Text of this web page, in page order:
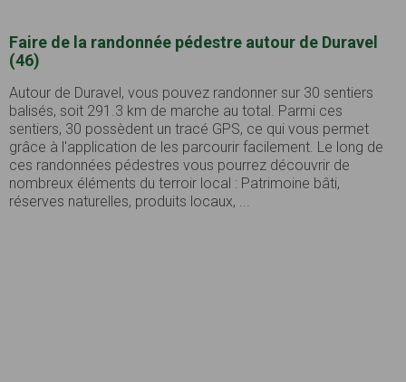
Faire de la randonnée pédestre autour de Duravel
(46)
Autour de Duravel, vous pouvez randonner sur 30 sentiers
balisés, soit 291.3 km de marche au total. Parmi ces
sentiers, 30 possèdent un tracé GPS, ce qui vous permet
grâce à l'application de les parcourir facilement. Le long de
ces randonnées pédestres vous pourrez découvrir de
nombreux éléments du terroir local : Patrimoine bâti,
réserves naturelles, produits locaux, ...